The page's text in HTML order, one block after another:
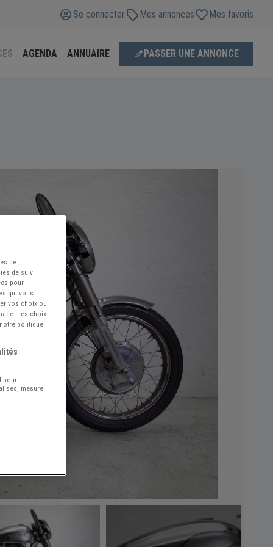
Se connecter Mes annonces Mes favoris
AGENDA ANNUAIRE PASSER UNE ANNONCE
de
de suivi
pour
qui vous
vos choix ou
Les choix
politique
pour
mesure